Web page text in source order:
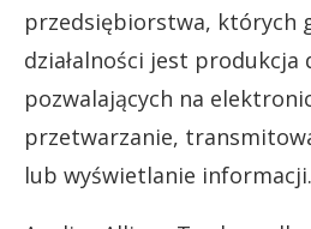
przedsiębiorstwa, których
działalności jest produkcja
pozwalających na
przetwarzanie,
lub wyświetlanie informacji.